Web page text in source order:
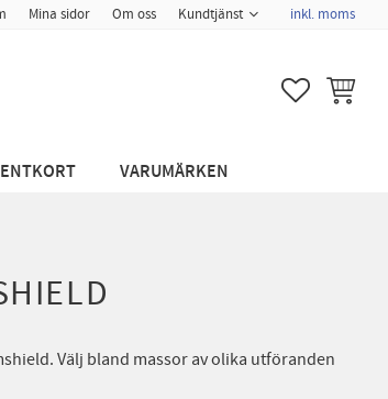
Mina sidor Om oss Kundtjänst inkl. moms
FAVORITER
VARUMÄRKEN
Välj bland massor av olika utföranden